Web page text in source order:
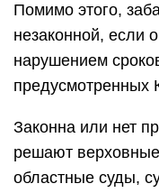
Помимо этого,
незаконной, если
нарушением
предусмотренных
Законна или нет
решают
областные суды,